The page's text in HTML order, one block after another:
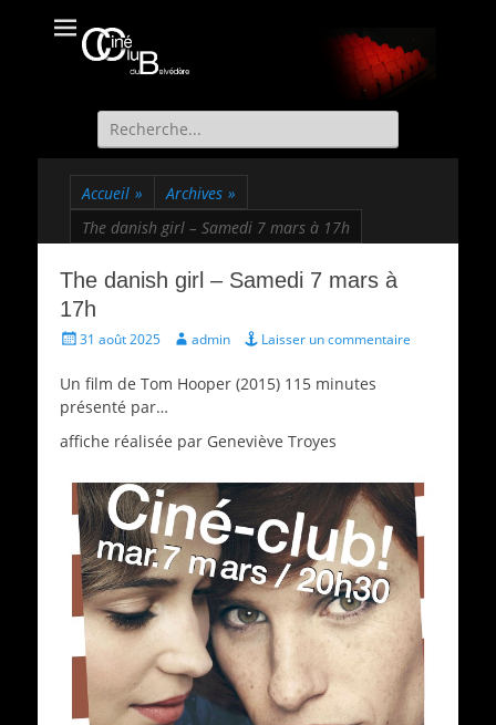
Ciné Club du
Belvédère
Site officiel du Ciné Club de St Martin d'Uriage
Recherche
de:
Accueil » Archives »
The danish girl – Samedi 7 mars à 17h
The danish girl – Samedi 7 mars à
17h
Écrit31 août 2025 Auteur
admin Laisser un commentaire
Un film de Tom Hooper (2015) 115 minutes
présenté par…
affiche réalisée par Geneviève Troyes